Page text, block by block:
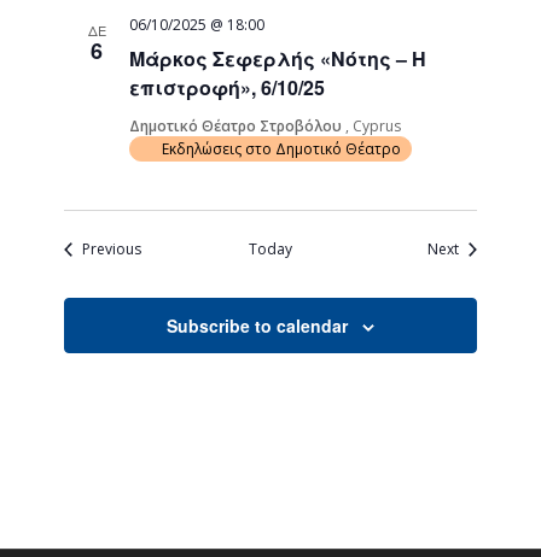
ΔΕ
6
Μάρκος Σεφερλής «Νότης – Η
επιστροφή», 6/10/25
06/10/2025 @ 18:00
Δημοτικό Θέατρο Στροβόλου , Cyprus
Εκδηλώσεις στο Δημοτικό Θέατρο
PreviousEvents Today NextEvents
Subscribe to calendar